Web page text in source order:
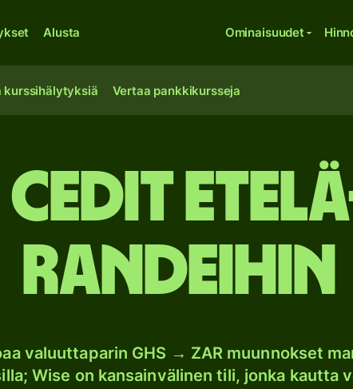
Alusta Ominaisuudet
kurssihälytyksiä Vertaa pankkikursseja
randeihin
valuuttaparin GHS → ZAR muunnokset
Wise on kansainvälinen tili, jonka kautta